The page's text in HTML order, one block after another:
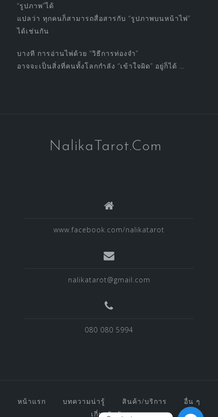
“รูปภาพ”ได้
แปลว่า ทุกคนก็สามารถสื่อสารกับ “รูปภาพบนหน้าไพ่”
ได้เช่นกัน
บางที การอ่านไพ่ด้วย “วิธีการท่องจำ”
อาจจะเป็นสิ่งที่คนทั้งโลกกำลัง “เข้าใจผิด” อยู่ก็ได้ …
NalikaTarot.Com
www.facebook.com/nalikatarot
nalikatarot@gmail.com
080 080 5994
หน้าแรก บทความน่ารู้ สินค้า/บริการ
อื่น ๆ
เกี่ยวกับฉัน